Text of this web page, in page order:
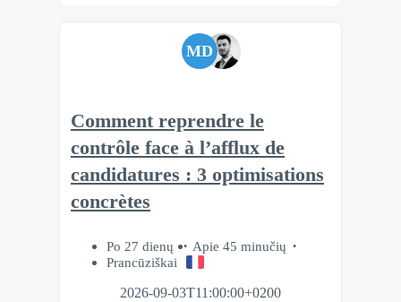
MD
Comment reprendre le
contrôle face à l’afflux de
candidatures : 3 optimisations
concrètes
Po 27 dienų
Apie 45 minučių
Prancūziškai
2026-09-03T11:00:00+0200